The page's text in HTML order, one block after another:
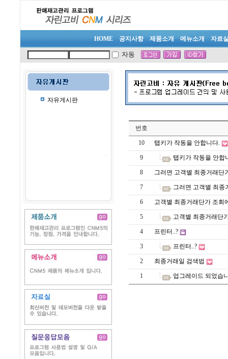
HOME 공지사항 제품소개 메뉴소개 자료
자동
자유게시판
번호
10 탭키가 작동을 안합니다.
9 탭키가 작동을 안합
8 그러면 고객별 최종거래단
7 그러면 고객별 최종
6 고객별 최종거래단가 조회
5 고객별 최종거래단
4 프린터..?
3 프린터..?
2 최종거래일 검색법
1 업그레이드 되었습